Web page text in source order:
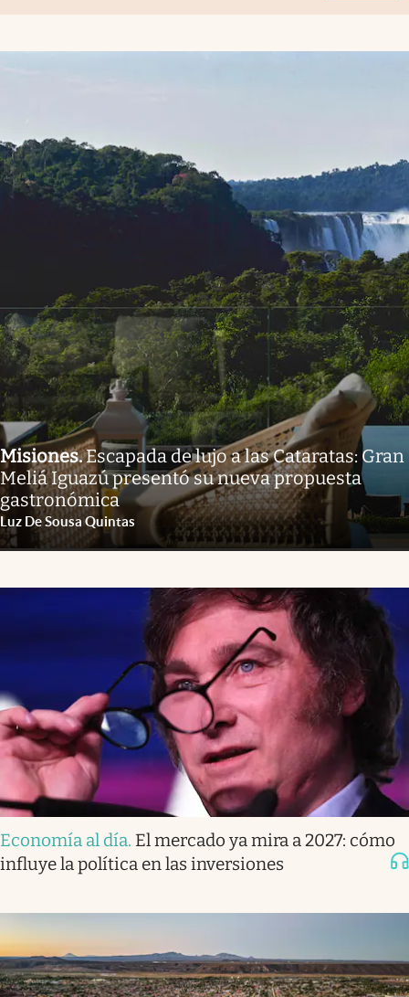
Misiones.Escapada de lujo a las Cataratas: Gran
Meliá Iguazú presentó su nueva propuesta
gastronómica
Luz De Sousa Quintas
Economía al día. El mercado ya mira a 2027: cómo
influye la política en las inversiones